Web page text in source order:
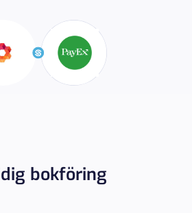
bokföring